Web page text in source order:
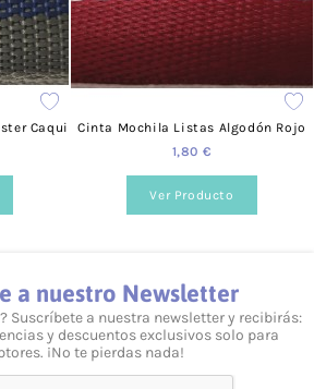
adaptados a todos los niveles y
consultarlo desde nuestra web, en la
en lo que necesites. Resolvemos tus
, como mediante
contacto.
Caqui
Cinta Mochila Listas Algodón Rojo
1,80 €
Ver Producto
a nuestro Newsletter
Suscríbete a nuestra newsletter y recibirás:
y descuentos exclusivos solo para
¡No te pierdas nada!